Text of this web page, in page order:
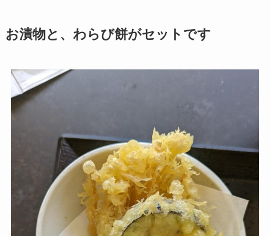
お漬物と、わらび餅がセットです